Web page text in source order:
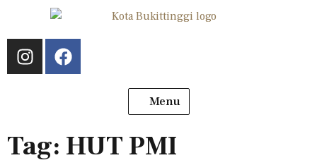
Menu
Tag: HUT PMI